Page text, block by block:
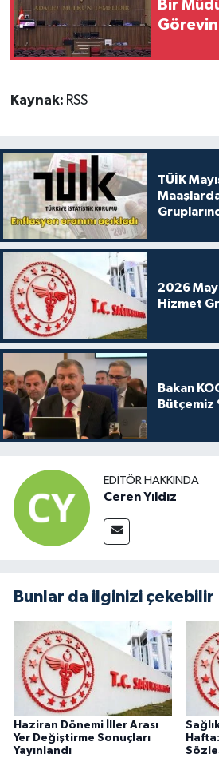
Bir
Kaynak: RSS
TÜİK
2026
Hizmet
Bakan
Bütçemiz
EDITÖR HAKKINDA
Ceren Yıldız
Bunlar da ilginizi çekebilir
Haziran Dönemi İller Arası
Yer Değiştirme Sonuçları
Yayınlandı